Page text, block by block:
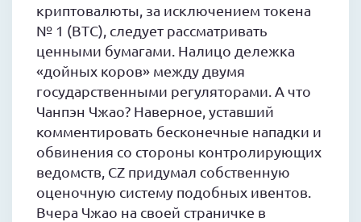
криптовалюты, за исключением токена
№ 1 (BTC), следует рассматривать
ценными бумагами. Налицо дележка
«дойных коров» между двумя
государственными регуляторами. А что
Чанпэн Чжао? Наверное, уставший
комментировать бесконечные нападки и
обвинения со стороны контролирующих
ведомств, CZ придумал собственную
оценочную систему подобных ивентов.
Вчера Чжао на своей страничке в